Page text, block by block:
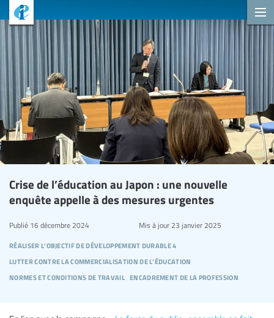
Crise de l’éducation au Japon : une nouvelle
enquête appelle à des mesures urgentes
réaliser l’objectif de développement durable 4
lutter contre la commercialisation de l’éducation
normes et conditions de travail encadrement de la profession
Publié 16 décembre 2024 Mis à jour23 janvier 2025